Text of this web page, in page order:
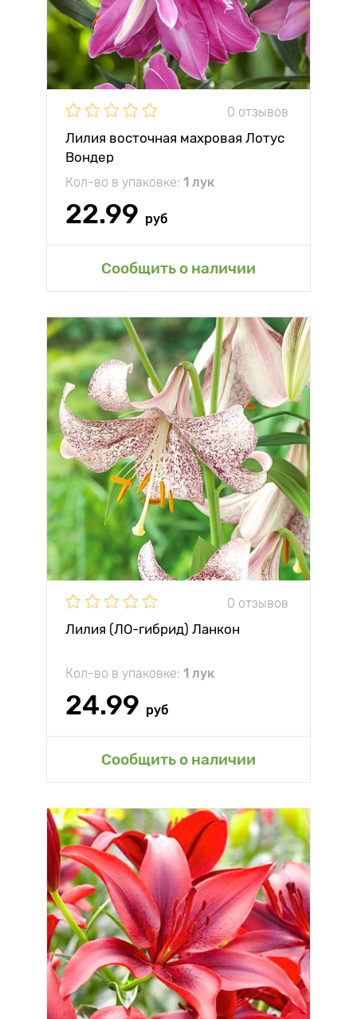
0 отзывов
Лилия восточная махровая Лотус
Вондер
Кол-во в упаковке: 1 лук
22.99 руб
Сообщить о наличии
0 отзывов
Лилия (ЛО-гибрид) Ланкон
Кол-во в упаковке: 1 лук
24.99 руб
Сообщить о наличии